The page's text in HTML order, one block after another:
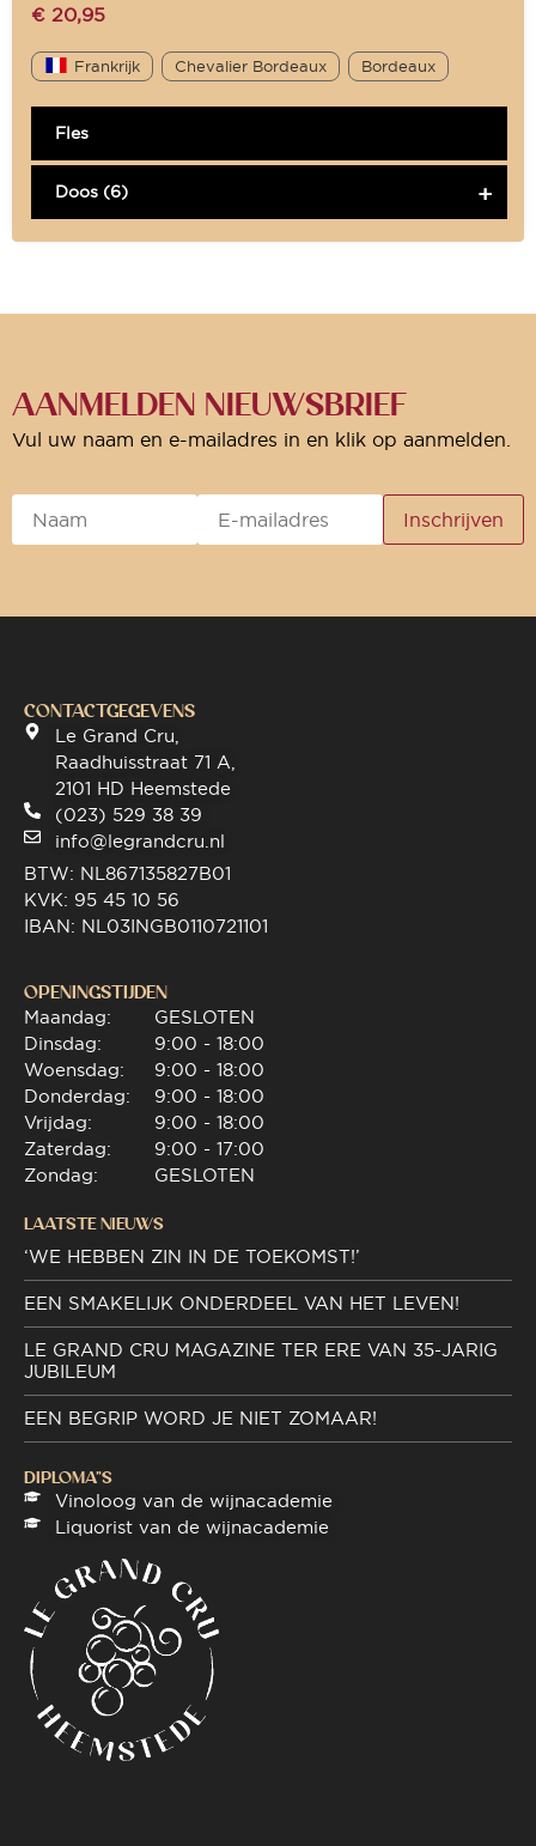
€ 20,95
Frankrijk Chevalier Bordeaux Bordeaux
Fles
Doos (6)
AANMELDEN NIEUWSBRIEF
Vul uw naam en e-mailadres in en klik op aanmelden.
CONTACTGEGEVENS
Le Grand Cru,
Raadhuisstraat 71 A,
2101 HD Heemstede
(023) 529 38 39
info@legrandcru.nl
BTW: NL867135827B01
KVK: 95 45 10 56
IBAN: NL03INGB0110721101
OPENINGSTIJDEN
Maandag:
Dinsdag:
Woensdag:
Donderdag:
Vrijdag:
Zaterdag:
Zondag:
GESLOTEN
9:00 - 18:00
9:00 - 18:00
9:00 - 18:00
9:00 - 18:00
9:00 - 17:00
GESLOTEN
LAATSTE NIEUWS
‘WE HEBBEN ZIN IN DE TOEKOMST!’
EEN SMAKELIJK ONDERDEEL VAN HET LEVEN!
LE GRAND CRU MAGAZINE TER ERE VAN 35-JARIG
JUBILEUM
EEN BEGRIP WORD JE NIET ZOMAAR!
DIPLOMA"S
Vinoloog van de wijnacademie
Liquorist van de wijnacademie